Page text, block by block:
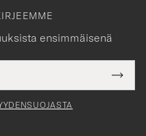
ensimmäisenä